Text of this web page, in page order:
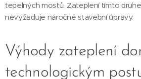
tepelných mostů. Zateplení tímto
nevyžaduje náročné stavební úpravy.
Výhody zateplení
technologickým